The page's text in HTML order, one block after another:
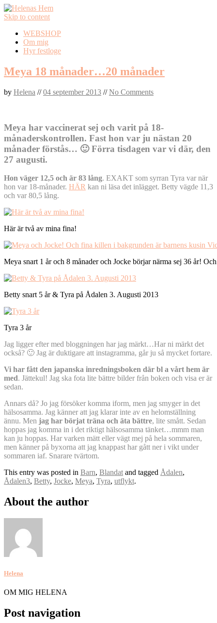
Skip to content
WEBSHOP
Om mig
Hyr festloge
Meya 18 månader…20 månader
by Helena //04 september 2013 //No Comments
Meya har vaccinerat sej och varit på 18-
månaderskontrollen. Fast hon var ju nästan 20
månader förstås… 🙂 Förra tisdagen var vi där, den
27 augusti.
Hon väger 12,5 och är 83 lång. EXAKT som syrran Tyra var när
hon var 18-månader. HÄR kan ni läsa det inlägget. Betty vägde 11,3
och var 80,5 lång.
Här är två av mina fina!
Meya snart 1 år och 8 månader och Jocke börjar närma sej 36 år!
Betty snart 5 år & Tyra på Ådalen 3. Augusti 2013
Tyra 3 år
Jag ligger efter med bloggningen har jag märkt…Har ni märkt det
också? 🙂 Jag är duktigare att instagramma, går ju så mycket fortare.
Vi har fått den japanska inredningsboken där bl a vårt hem är
med. Jättekul! Jag ska fota lite bättre bilder från boken och visa er är
sedan.
Annars då? Jo jag försöker komma iform, men jag smyger in det
hälsosamma. Jag känner att jag klarar inte av en helomställning
ännu. Men jag har börjat träna och äta bättre, lite smått. Sedan
hoppas jag komma in i det riktigt hälsosamma tänket…mmm man
kan ju hoppas. Har varken mätt eller vägt mej på hela sommaren,
men känner på byxorna att jag knappast har gått ner i vikt under
sommaren iaf. Snarare tvärtom.
This entry was posted in Barn, Blandat and tagged Ådalen,
Ådalen3, Betty, Jocke, Meya, Tyra, utflykt.
About the author
Helena
OM MIG HELENA
Post navigation